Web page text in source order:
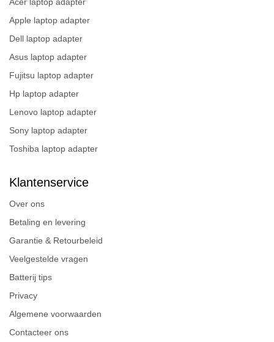
Apple laptop adapter
Dell laptop adapter
Asus laptop adapter
Fujitsu laptop adapter
Hp laptop adapter
Lenovo laptop adapter
Sony laptop adapter
Toshiba laptop adapter
Klantenservice
Over ons
Betaling en levering
Garantie & Retourbeleid
Veelgestelde vragen
Batterij tips
Privacy
Algemene voorwaarden
Contacteer ons